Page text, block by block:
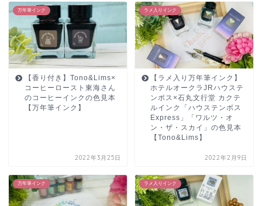
万年筆インク
【香り付き】Tono&Lims×
コーヒーロースト東海さん
のコーヒーインクの色見本
【万年筆インク】
2022年3月25日
ラメ入りインク
【ラメ入り万年筆インク】
ホテルオークラJRハウステ
ンボス×石丸文行堂 カクテ
ルインク「ハウステンボス
Express」「ワルツ・オ
ン・ザ・スカイ」の色見本
【Tono&Lims】
2022年2月9日
万年筆インク ラメ入りインク